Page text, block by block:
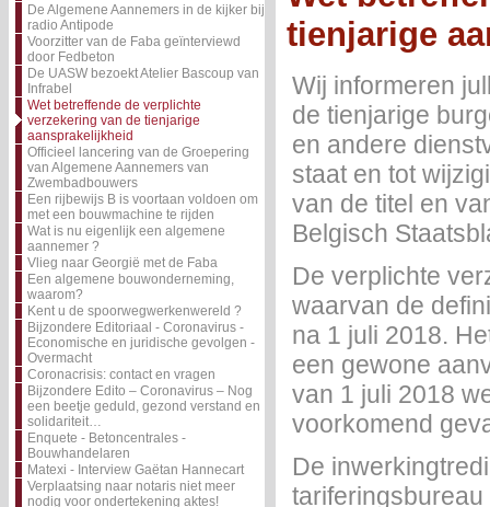
De Algemene Aannemers in de kijker bij
radio Antipode
Voorzitter van de Faba geïnterviewd
door Fedbeton
De UASW bezoekt Atelier Bascoup van
Infrabel
Wet betreffende de verplichte
verzekering van de tienjarige
aansprakelijkheid
Officieel lancering van de Groepering
van Algemene Aannemers van
Zwembadbouwers
Een rijbewijs B is voortaan voldoen om
met een bouwmachine te rijden
Wat is nu eigenlijk een algemene
aannemer ?
Vlieg naar Georgië met de Faba
Een algemene bouwonderneming,
waarom?
Kent u de spoorwegwerkenwereld ?
Bijzondere Editoriaal - Coronavirus -
Economische en juridische gevolgen -
Overmacht
Coronacrisis: contact en vragen
Bijzondere Edito – Coronavirus – Nog
een beetje geduld, gezond verstand en
solidariteit…
Enquete - Betoncentrales -
Bouwhandelaren
Matexi - Interview Gaëtan Hannecart
Verplaatsing naar notaris niet meer
nodig voor ondertekening aktes!
tienjarige
Wij informeren
de tienjarige
en andere
staat en tot
van de titel en
Belgisch
De verplichte
waarvan de
na 1 juli 2018.
een gewone
van 1 juli 2018
voorkomend
De